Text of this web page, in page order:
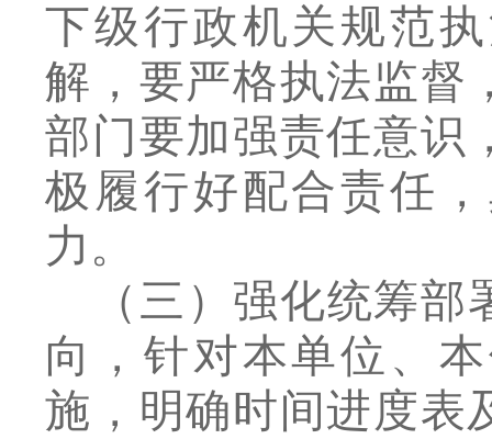
下级行政机关规范
解，要严格执法监督
部门要加强责任意识
极履行好配合责任
力。
（三）强化统筹部
向，针对本单位、
施，明确时间进度表